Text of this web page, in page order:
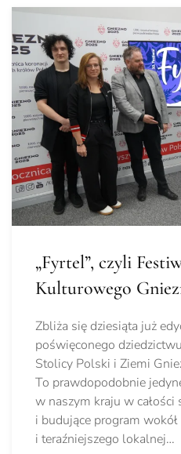
„Fyrtel”, czyli
Kulturowego
Zbliża się dziesiąta już
poświęconego
Stolicy Polski i Ziemi
To prawdopodobnie
w naszym kraju w całości
i budujące program wokół
i teraźniejszego lokalnej…